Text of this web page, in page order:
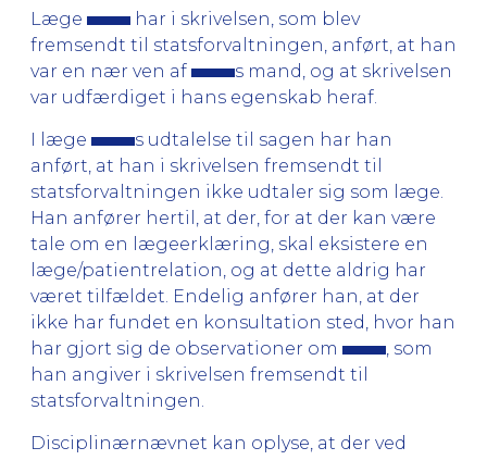
Læge
har i skrivelsen, som blev
fremsendt til statsforvaltningen, anført, at han
var en nær ven af
s mand, og at skrivelsen
var udfærdiget i hans egenskab heraf.
I læge
s udtalelse til sagen har han
anført, at han i skrivelsen fremsendt til
statsforvaltningen ikke udtaler sig som læge.
Han anfører hertil, at der, for at der kan være
tale om en lægeerklæring, skal eksistere en
læge/patientrelation, og at dette aldrig har
været tilfældet. Endelig anfører han, at der
ikke har fundet en konsultation sted, hvor han
har gjort sig de observationer om
, som
han angiver i skrivelsen fremsendt til
statsforvaltningen.
Disciplinærnævnet kan oplyse, at der ved